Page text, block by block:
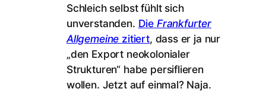
Schleich selbst fühlt sich
unverstanden. Die Frankfurter
Allgemeine zitiert, dass er ja nur
„den Export neokolonialer
Strukturen“ habe persiflieren
wollen. Jetzt auf einmal? Naja.